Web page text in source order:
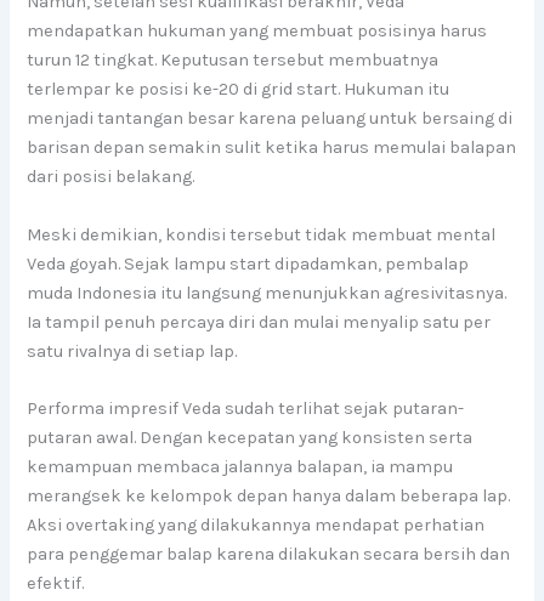
mendapatkan hukuman yang membuat posisinya harus
turun 12 tingkat. Keputusan tersebut membuatnya
terlempar ke posisi ke-20 di grid start. Hukuman itu
menjadi tantangan besar karena peluang untuk bersaing di
barisan depan semakin sulit ketika harus memulai balapan
dari posisi belakang.
Meski demikian, kondisi tersebut tidak membuat mental
Veda goyah. Sejak lampu start dipadamkan, pembalap
muda Indonesia itu langsung menunjukkan agresivitasnya.
Ia tampil penuh percaya diri dan mulai menyalip satu per
satu rivalnya di setiap lap.
Performa impresif Veda sudah terlihat sejak putaran-
putaran awal. Dengan kecepatan yang konsisten serta
kemampuan membaca jalannya balapan, ia mampu
merangsek ke kelompok depan hanya dalam beberapa lap.
Aksi overtaking yang dilakukannya mendapat perhatian
para penggemar balap karena dilakukan secara bersih dan
efektif.